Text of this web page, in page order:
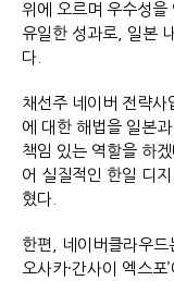
위에 오르며 우수성을
유일한 성과로, 일본
다.
채선주 네이버 전략사
에 대한 해법을 일본
책임 있는 역할을 하
어 실질적인 한일 디
혔다.
한편, 네이버클라우
오사카·간사이 엑스포